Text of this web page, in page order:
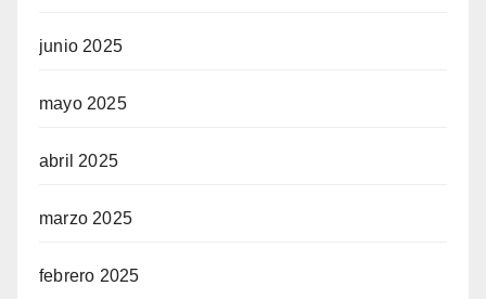
junio 2025
mayo 2025
abril 2025
marzo 2025
febrero 2025